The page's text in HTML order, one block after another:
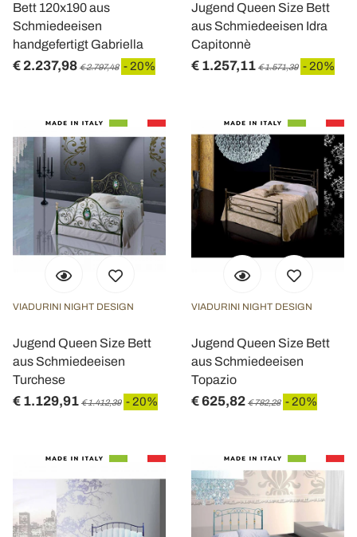
Bett 120x190 aus
Schmiedeeisen
handgefertigt Gabriella
€ 2.237,98 € 2.797,48 - 20%
Jugend Queen Size Bett
aus Schmiedeeisen Idra
Capitonnè
€ 1.257,11 € 1.571,39 - 20%
VIADURINI NIGHT DESIGN
Jugend Queen Size Bett
aus Schmiedeeisen
Turchese
€ 1.129,91 € 1.412,39 - 20%
VIADURINI NIGHT DESIGN
Jugend Queen Size Bett
aus Schmiedeeisen
Topazio
€ 625,82 € 782,28 - 20%